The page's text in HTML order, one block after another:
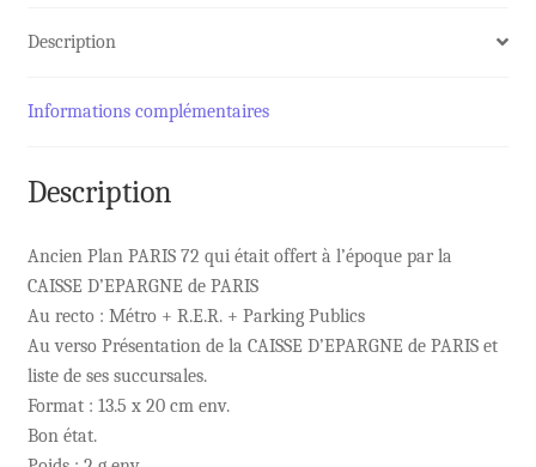
R.E.R.
Parking
Description
Informations complémentaires
Description
Ancien Plan PARIS 72 qui était offert à l’époque par la
CAISSE D’EPARGNE de PARIS
Au recto : Métro + R.E.R. + Parking Publics
Au verso Présentation de la CAISSE D’EPARGNE de PARIS et
liste de ses succursales.
Format : 13.5 x 20 cm env.
Bon état.